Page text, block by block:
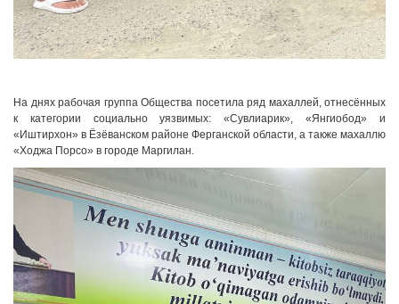
На днях рабочая группа Общества посетила ряд махаллей, отнесённых
к категории социально уязвимых: «Сувлиарик», «Янгиобод» и
«Иштирхон» в Ёзёванском районе Ферганской области, а также махаллю
«Ходжа Порсо» в городе Маргилан.